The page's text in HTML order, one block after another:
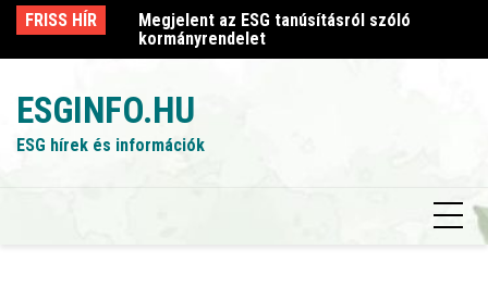
Skip
content
FRISS HÍR
szóló
Megjelent az ESG tanúsításról szóló
kormányrendelet
ESGINFO.HU
ESG hírek és információk